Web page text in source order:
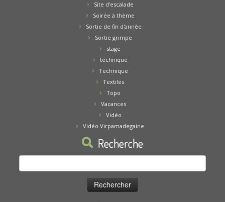
Site d'escalade
Soirée à thème
Sortie de fin d'année
Sortie grimpe
stage
technique
Technique
Textiles
Topo
Vacances
Vidéo
Vidéo Virpamadegaine
Recherche